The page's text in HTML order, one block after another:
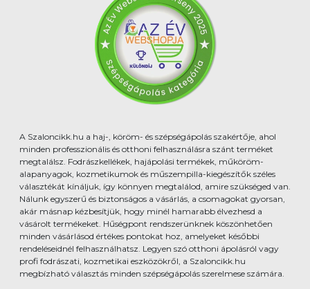
A Szaloncikk.hu a haj-, köröm- és szépségápolás szakértője, ahol
minden professzionális és otthoni felhasználásra szánt terméket
megtalálsz. Fodrászkellékek, hajápolási termékek, műköröm-
alapanyagok, kozmetikumok és műszempilla-kiegészítők széles
választékát kínáljuk, így könnyen megtalálod, amire szükséged van.
Nálunk egyszerű és biztonságos a vásárlás, a csomagokat gyorsan,
akár másnap kézbesítjük, hogy minél hamarabb élvezhesd a
vásárolt termékeket. Hűségpont rendszerünknek köszönhetően
minden vásárlásod értékes pontokat hoz, amelyeket későbbi
rendeléseidnél felhasználhatsz. Legyen szó otthoni ápolásról vagy
profi fodrászati, kozmetikai eszközökről, a Szaloncikk.hu
megbízható választás minden szépségápolás szerelmese számára.